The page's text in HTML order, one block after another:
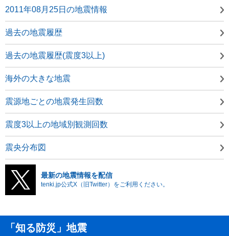
2011年08月25日の地震情報
過去の地震履歴
過去の地震履歴(震度3以上)
海外の大きな地震
震源地ごとの地震発生回数
震度3以上の地域別観測回数
震央分布図
最新の地震情報を配信
tenki.jp公式X（旧Twitter）をご利用ください。
「知る防災」地震